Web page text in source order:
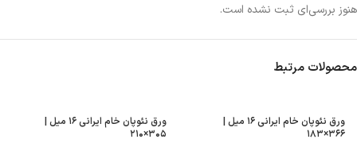
هنوز بررسی‌ای ثبت نشده است.
محصولات مرتبط
ورق نئوپان خام ایرانی ۱۶ میل |
۳۶۶×۱۸۳
ورق نئوپان خام ایرانی ۱۶ میل |
۳۰۵×۲۱۰